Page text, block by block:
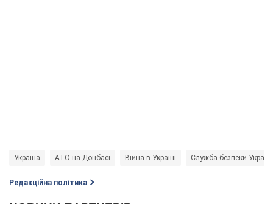
Україна АТО на Донбасі Війна в Україні Служба безпеки
Редакційна політика